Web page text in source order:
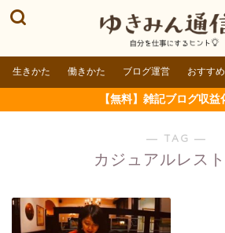
生きかた 働きかた ブログ運営 おすす
【無料】雑記ブログ収益
― TAG ―
カジュアルレス